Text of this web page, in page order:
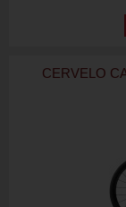
CERVELO